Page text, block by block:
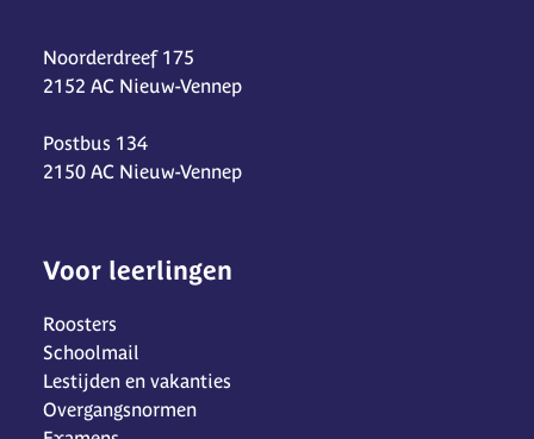
Noorderdreef 175
2152 AC Nieuw-Vennep
Postbus 134
2150 AC Nieuw-Vennep
Voor leerlingen
Roosters
Schoolmail
Lestijden en vakanties
Overgangsnormen